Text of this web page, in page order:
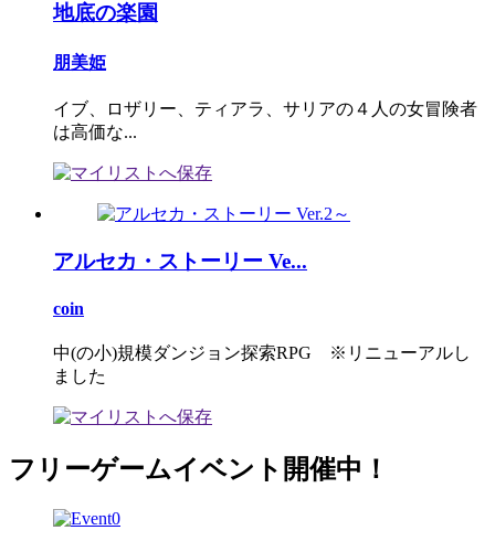
地底の楽園
朋美姫
イブ、ロザリー、ティアラ、サリアの４人の女冒険者
は高価な...
アルセカ・ストーリー Ve...
coin
中(の小)規模ダンジョン探索RPG ※リニューアルし
ました
フリーゲームイベント開催中！